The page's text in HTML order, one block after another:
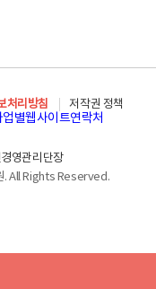
처리방침
저작권 정책
업별웹사이트연락처
영관리단장
. All Rights Reserved.